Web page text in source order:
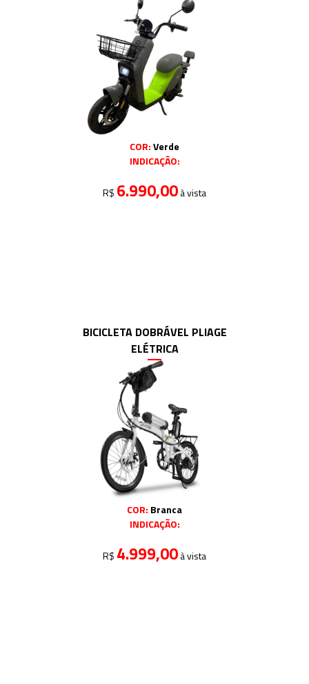
COR:Verde
INDICAÇÃO:
R$ 6.990,00à vista
BICICLETA DOBRÁVEL PLIAGE
ELÉTRICA
COR: Branca
INDICAÇÃO:
R$ 4.999,00à vista